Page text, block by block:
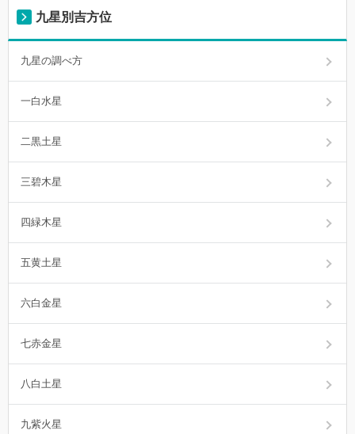
九星別吉方位
九星の調べ方
一白水星
二黒土星
三碧木星
四緑木星
五黄土星
六白金星
七赤金星
八白土星
九紫火星